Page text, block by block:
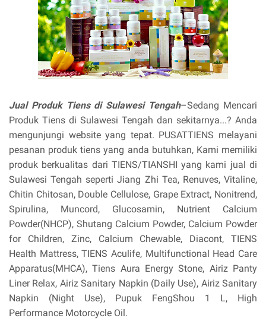
Jual Produk Tiens di Sulawesi Tengah–Sedang Mencari
Produk Tiens di Sulawesi Tengah dan sekitarnya...? Anda
mengunjungi website yang tepat. PUSATTIENS melayani
pesanan produk tiens yang anda butuhkan, Kami memiliki
produk berkualitas dari TIENS/TIANSHI yang kami jual di
Sulawesi Tengah seperti Jiang Zhi Tea, Renuves, Vitaline,
Chitin Chitosan, Double Cellulose, Grape Extract, Nonitrend,
Spirulina, Muncord, Glucosamin, Nutrient Calcium
Powder(NHCP), Shutang Calcium Powder, Calcium Powder
for Children, Zinc, Calcium Chewable, Diacont, TIENS
Health Mattress, TIENS Aculife, Multifunctional Head Care
Apparatus(MHCA), Tiens Aura Energy Stone, Airiz Panty
Liner Relax, Airiz Sanitary Napkin (Daily Use), Airiz Sanitary
Napkin (Night Use), Pupuk FengShou 1 L, High
Performance Motorcycle Oil.